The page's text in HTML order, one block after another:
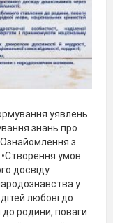
уявлень
знань про
з
умов
досвіду
у
любові до
родини, поваги